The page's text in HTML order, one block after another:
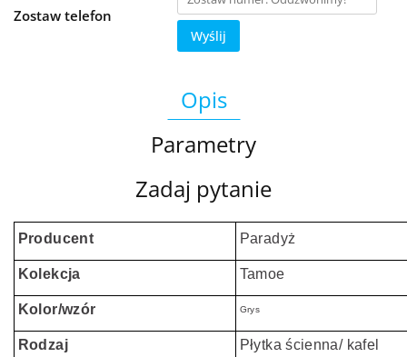
Zostaw telefon
Wyślij
Opis
Parametry
Zadaj pytanie
Producent Paradyż
Kolekcja Tamoe
Kolor/wzór Grys
Rodzaj Płytka ścienna/ kafel